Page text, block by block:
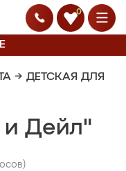
0
→ ДЕТСКАЯ ДЛЯ
и Дейл"